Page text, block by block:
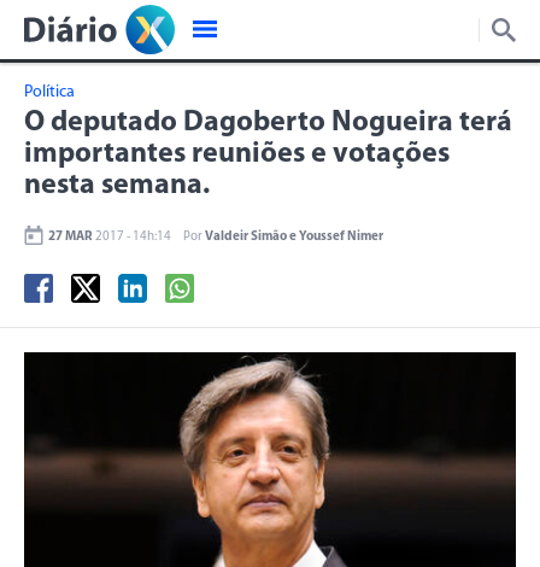
Política
O deputado Dagoberto Nogueira terá
importantes reuniões e votações
nesta semana.
27 MAR 2017 - 14h:14 PorValdeir Simão e Youssef Nimer